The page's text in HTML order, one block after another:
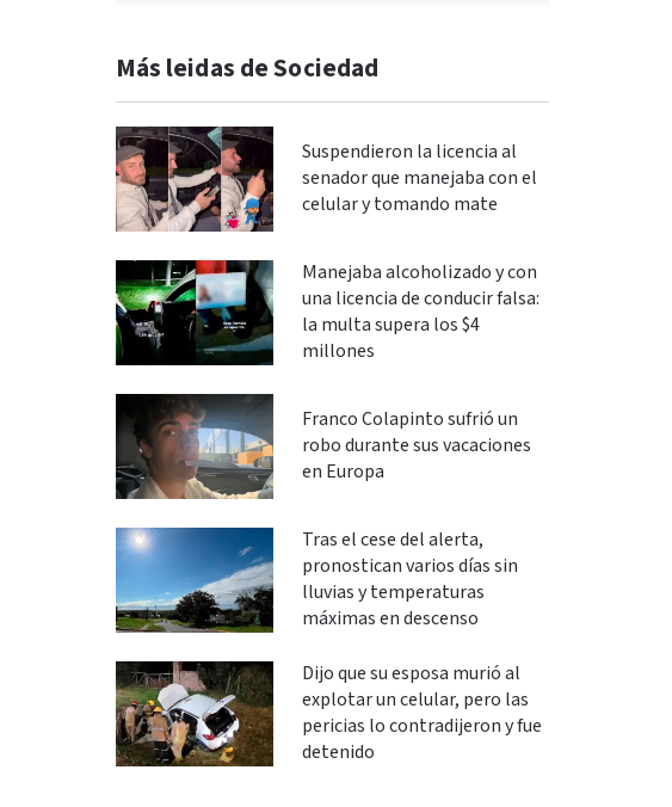
Más leidas de Sociedad
Suspendieron la licencia al
senador que manejaba con el
celular y tomando mate
Manejaba alcoholizado y con
una licencia de conducir falsa:
la multa supera los $4
millones
Franco Colapinto sufrió un
robo durante sus vacaciones
en Europa
Tras el cese del alerta,
pronostican varios días sin
lluvias y temperaturas
máximas en descenso
Dijo que su esposa murió al
explotar un celular, pero las
pericias lo contradijeron y fue
detenido